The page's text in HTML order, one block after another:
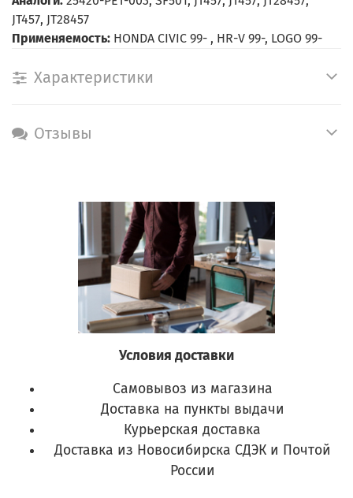
JT457, JT28457
Применяемость: HONDA CIVIC 99- , HR-V 99-, LOGO 99-
Характеристики
Отзывы
Условия доставки
Самовывоз из магазина
Доставка на пункты выдачи
Курьерская доставка
Доставка из Новосибирска СДЭК и Почтой
России